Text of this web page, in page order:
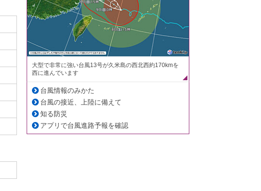
大型で非常に強い台風13号が久米島の西北西約170kmを
西に進んでいます
台風情報のみかた
台風の接近、上陸に備えて
知る防災
アプリで台風進路予報を確認